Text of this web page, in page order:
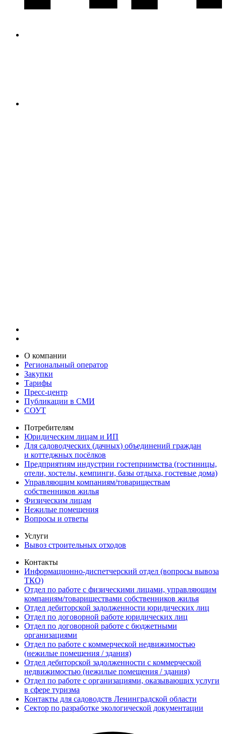
О компании
Региональный оператор
Закупки
Тарифы
Пресс-центр
Публикации в СМИ
СОУТ
Потребителям
Юридическим лицам и ИП
Для садоводческих (дачных) объединений граждан
и коттеджных посёлков
Предприятиям индустрии гостеприимства (гостиницы,
отели, хостелы, кемпинги, базы отдыха, гостевые дома)
Управляющим компаниям/товариществам
собственников жилья
Физическим лицам
Нежилые помещения
Вопросы и ответы
Услуги
Вывоз строительных отходов
Контакты
Информационно-диспетчерский отдел (вопросы вывоза
ТКО)
Отдел по работе с физическими лицами, управляющим
компаниям/товариществами собственников жилья
Отдел дебиторской задолженности юридических лиц
Отдел по договорной работе юридических лиц
Отдел по договорной работе с бюджетными
организациями
Отдел по работе с коммерческой недвижимостью
(нежилые помещения / здания)
Отдел дебиторской задолженности с коммерческой
недвижимостью (нежилые помещения / здания)
Отдел по работе с организациями, оказывающих услуги
в сфере туризма
Контакты для садоводств Ленинградской области
Сектор по разработке экологической документации